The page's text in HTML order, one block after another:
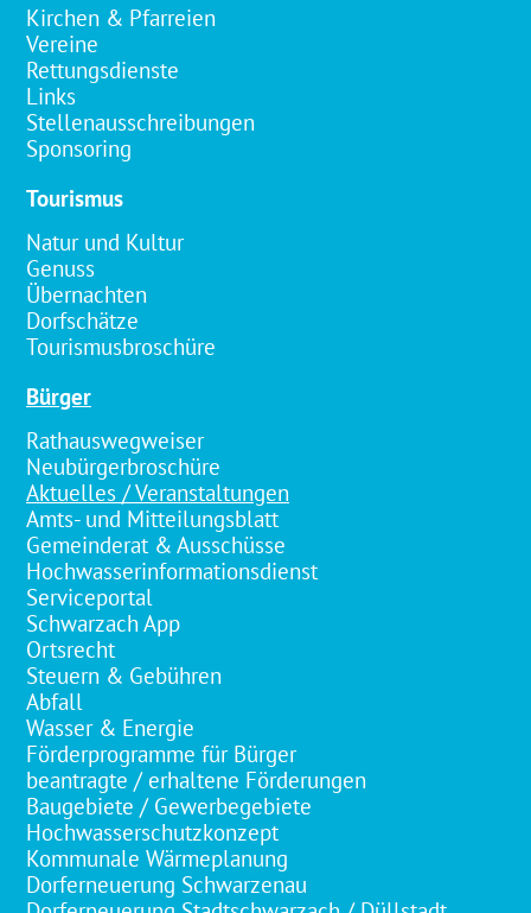
Kirchen & Pfarreien
Vereine
Rettungsdienste
Links
Stellenausschreibungen
Sponsoring
Tourismus
Natur und Kultur
Genuss
Übernachten
Dorfschätze
Tourismusbroschüre
Bürger
Rathauswegweiser
Neubürgerbroschüre
Aktuelles / Veranstaltungen
Amts- und Mitteilungsblatt
Gemeinderat & Ausschüsse
Hochwasserinformationsdienst
Serviceportal
Schwarzach App
Ortsrecht
Steuern & Gebühren
Abfall
Wasser & Energie
Förderprogramme für Bürger
beantragte / erhaltene Förderungen
Baugebiete / Gewerbegebiete
Hochwasserschutzkonzept
Kommunale Wärmeplanung
Dorferneuerung Schwarzenau